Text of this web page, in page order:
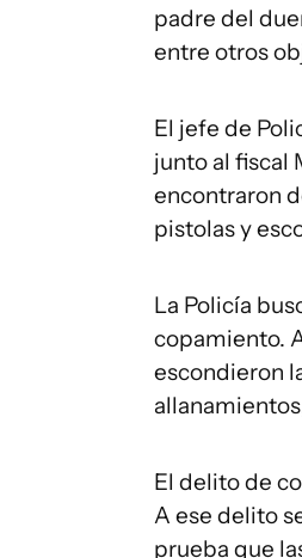
padre del
entre otros
El jefe de
junto al fiscal
encontraron
pistolas y
La Policía
copamiento.
escondieron
El delito de
A ese delito
prueba que